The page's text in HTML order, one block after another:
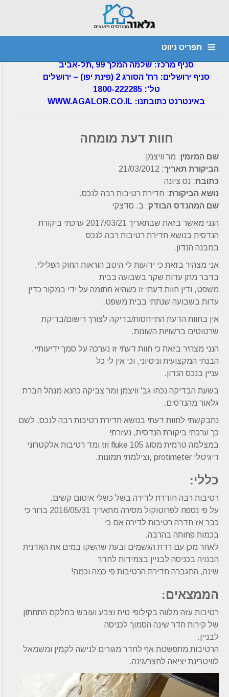
תפריט ניווט
יועץ איטום חוות דעת הנדסית מהנדס קונסטרוקציה
חוות דעת הנדסית »חוות דעת –
גלאור מהנדסים ויועצים בע"מ
סניף מרכז: שלמה המלך 99 ,תל-אביב
סניף ירושלים: רח' הסורג 2 (פינת יפו) – ירושלים
1800-222285 :'טל
WWW.AGALOR.CO.IL :באינטרנט כתובתנו
חוות דעת מומחה
שם המזמין: מר וויצמן
הביקורת תאריך: 21/03/2012
כתובת: נס ציונה
נושא הביקורת: חדירת רטיבות רבה לנכס.
שם המהנדס הבודק: ב. סדצקי
הנני מאשר בזאת שבתאריך 2017/03/21 ערכתי ביקורת
הנדסית בנושא חדירת רטיבות רבה לנכס
במבנה הנדון.
אני מצהיר בזאת כי ידועות לי היטב הוראות החוק הפלילי,
בדבר מתן עדות שקר בשבועה בבית
משפט, ודין חוות דעתי זו כשהיא חתומה על ידי במקור כדין
עדות בשבועה שנתתי בבית משפט.
אין בחוות הדעת התייחסות/בדיקה לצורך רישום/בדיקת
שרטוטים ברשויות השונות.
הנני מצהיר בזאת כי חוות דעתי זו נערכה על סמך ידיעותיי,
הבנתי המקצועית וניסיוני, וכי אין לי כל
עניין בנכס הנדון.
בשעת הבדיקה נכחו גב' וויצמן ומר צביקה כהנא מנהל חברת
גלאור מהנדסים.
נתבקשתי לחוות דעתי בנושא חדירת רטיבות רבה לנכס, לשם
כך ערכתי ביקורת הנדסית, נעזרתי
במצלמה טרמית מסוג 105 tri fluke ומד רטיבות אלקטרוני
דיגיטלי protimeter ,וצילמתי תמונות.
כללי:
רטיבות רבה חודרת לדירה בשל כשלי איטום קשים.
על פי נספח לפרוטוקול מסירה מתאריך 2016/05/31 ברור כי
כבר אז חדרה רטיבות לדירה אם כי
בכמות פחותה בהרבה.
לאחר מכן עם רדת הגשמים ובעת שהשקו במים את האדנית
הבנויה בכניסה לבניין בצמידות לחדר
שינה, התגברה חדירת הרטיבות פי כמה וכמה!
הממצאים:
רטיבות עזה מלווה בקילופי טיח וצבע ועובש בחלקם התחתון
של קירות חדר שינה הסמוך לכניסה
לבניין.
הרטיבות מתפשטת אף לחדר מגורים לנישה לקמין ומשמאל
לוויטרינת יציאה לחצר/גינה.